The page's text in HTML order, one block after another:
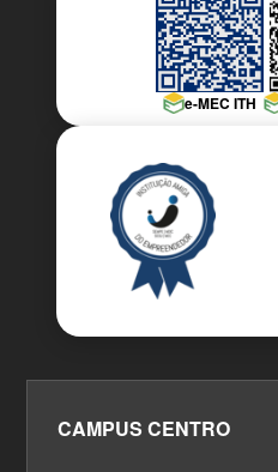
e-MEC ITH
CAMPUS CENTRO